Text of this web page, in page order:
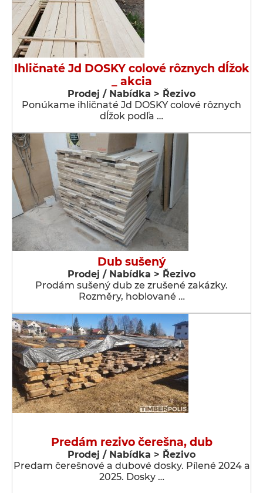
Ihličnaté Jd DOSKY colové rôznych dĺžok
_ akcia
Prodej / Nabídka > Řezivo
Ponúkame ihličnaté Jd DOSKY colové rôznych
dĺžok podľa …
Dub sušený
Prodej / Nabídka > Řezivo
Prodám sušený dub ze zrušené zakázky.
Rozměry, hoblované …
Predám rezivo čerešna, dub
Prodej / Nabídka > Řezivo
Predam čerešnové a dubové dosky. Pílené 2024 a
2025. Dosky …